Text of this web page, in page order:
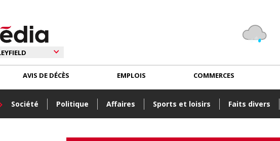
Société Politique Affaires Sports et loisirs Faits divers
AVIS DE DÉCÈS EMPLOIS COMMERCES